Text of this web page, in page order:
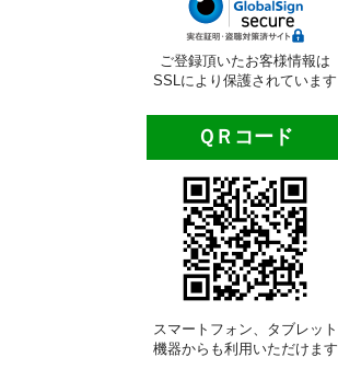
ワックス用モップ
ご登録頂いたお客様情報は
SSLにより保護されています
ＱＲコード
スマートフォン、タブレット
機器からも利用いただけます